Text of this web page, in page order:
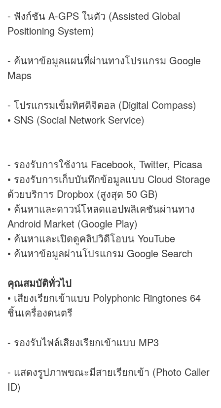
- ฟังก์ชัน A-GPS ในตัว (Assisted Global
Positioning System)
- ค้นหาข้อมูลแผนที่ผ่านทางโปรแกรม Google
Maps
- โปรแกรมเข็มทิศดิจิตอล (Digital Compass)
• SNS (Social Network Service)
- รองรับการใช้งาน Facebook, Twitter, Picasa
• รองรับการเก็บบันทึกข้อมูลแบบ Cloud Storage
ด้วยบริการ Dropbox (สูงสุด 50 GB)
• ค้นหาและดาวน์โหลดแอปพลิเคชันผ่านทาง
Android Market (Google Play)
• ค้นหาและเปิดดูคลิปวิดีโอบน YouTube
• ค้นหาข้อมูลผ่านโปรแกรม Google Search
คุณสมบัติทั่วไป
• เสียงเรียกเข้าแบบ Polyphonic Ringtones 64
ชิ้นเครื่องดนตรี
- รองรับไฟล์เสียงเรียกเข้าแบบ MP3
- แสดงรูปภาพขณะมีสายเรียกเข้า (Photo Caller
ID)